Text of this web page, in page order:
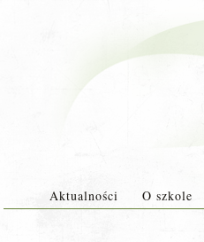
Aktualności O szkole